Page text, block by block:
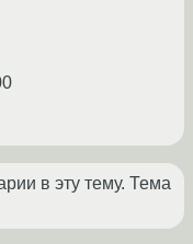
в эту тему. Тема